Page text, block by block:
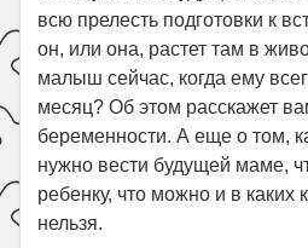
всю прелесть подготовки к
он, или она, растет там в
малыш сейчас, когда ему
месяц? Об этом расскажет
беременности. А еще о том,
нужно вести будущей маме,
ребенку, что можно и в каких
нельзя.